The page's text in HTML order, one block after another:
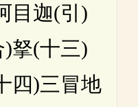
目迦(引)
拏(十三)
四)三冒地